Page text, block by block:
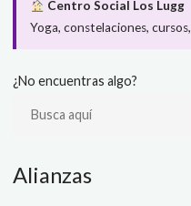
Centro Social Los Lugg
Yoga, constelaciones,
¿No encuentras algo?
Alianzas